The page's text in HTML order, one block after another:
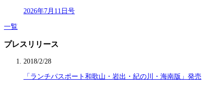
2026年7月11日号
一覧
プレスリリース
2018/2/28
「ランチパスポート和歌山・岩出・紀の川・海南版」発売